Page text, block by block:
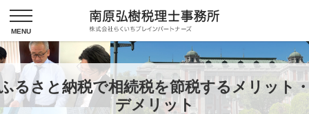
るさと納税で相続税を節税するメリット
デメリット